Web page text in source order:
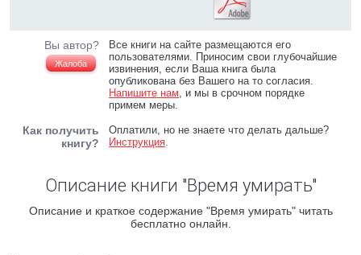
Вы автор?
Жалоба
Все книги на сайте размещаются его
пользователями. Приносим свои глубочайшие
извинения, если Ваша книга была
опубликована без Вашего на то согласия.
Напишите нам, и мы в срочном порядке
примем меры.
Как получить
книгу?
Оплатили, но не знаете что делать дальше?
Инструкция.
Описание книги "Время умирать"
Описание и краткое содержание "Время умирать" читать
бесплатно онлайн.